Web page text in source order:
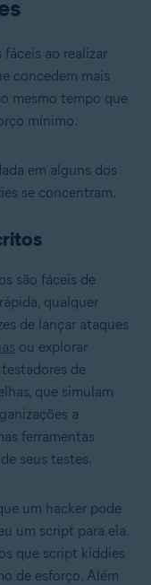
ao realizar
concedem mais
mesmo tempo que
mínimo.
em alguns dos
se concentram.
são fáceis de
qualquer
de lançar ataques
ou explorar
de
que simulam
a
ferramentas
seus testes.
um hacker pode
um script para ela.
que script kiddies
de esforço. Além